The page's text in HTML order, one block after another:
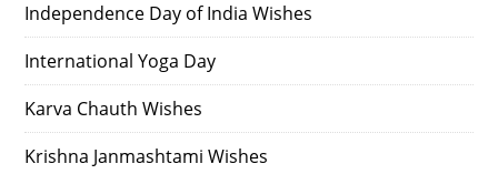
Independence Day of India Wishes
International Yoga Day
Karva Chauth Wishes
Krishna Janmashtami Wishes